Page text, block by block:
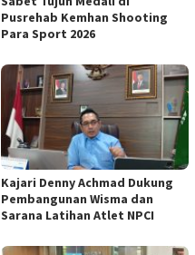
Pusrehab Kemhan Shooting
Para Sport 2026
Kajari Denny Achmad Dukung
Pembangunan Wisma dan
Sarana Latihan Atlet NPCI